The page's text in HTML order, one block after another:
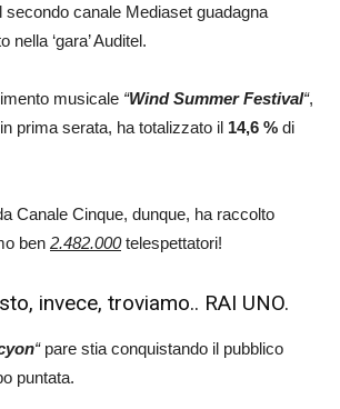
secondo canale Mediaset guadagna
nella ‘gara’ Auditel.
musicale “Wind Summer Festival“,
prima serata, ha totalizzato il 14,6 % di
Canale Cinque, dunque, ha raccolto
ben 2.482.000telespettatori!
invece, troviamo.. RAI UNO.
“pare stia conquistando il pubblico
puntata.